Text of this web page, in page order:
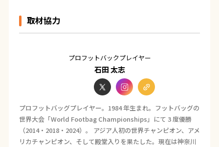
取材協力
プロフットバックプレイヤー
石田 太志
プロフットバッグプレイヤー。1984 年生まれ。フットバッグの
世界大会「World Footbag Championships」にて 3 度優勝
（2014・2018・2024）。 アジア人初の世界チャンピオン、アメ
リカチャンピオン、そして殿堂入りを果たした。現在は神奈川